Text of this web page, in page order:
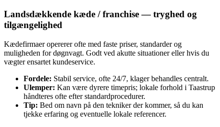
Landsdækkende kæde / franchise — tryghed og
tilgængelighed
Kædefirmaer opererer ofte med faste priser, standarder og
muligheden for døgnvagt. Godt ved akutte situationer eller hvis du
vægter ensartet kundeservice.
Fordele: Stabil service, ofte 24/7, klager behandles centralt.
Ulemper: Kan være dyrere timepris; lokale forhold i Taastrup
håndteres ofte efter standardprocedurer.
Tip: Bed om navn på den tekniker der kommer, så du kan
tjekke erfaring og eventuelle lokale referencer.